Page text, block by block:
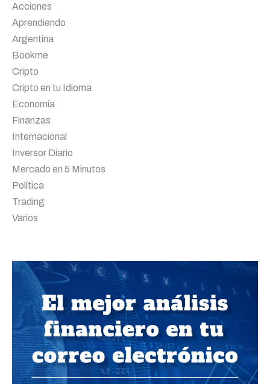
Acciones
Aprendiendo
Argentina
Bookme
Cripto
Cripto en tu Idioma
Economía
Finanzas
Internacional
Inversor Diario
Mercado en 5 Minutos
Política
Trading
Varios